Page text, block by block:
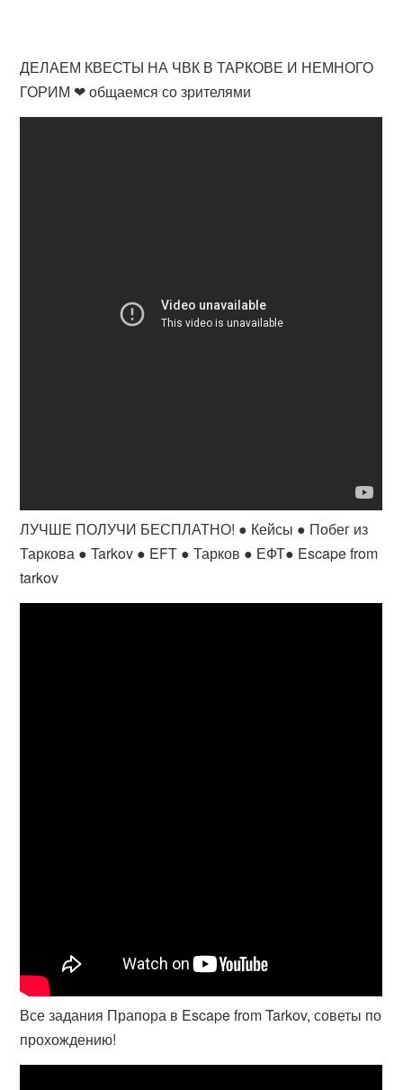
ДЕЛАЕМ КВЕСТЫ НА ЧВК В ТАРКОВЕ И НЕМНОГО
ГОРИМ ❤ общаемся со зрителями
ЛУЧШЕ ПОЛУЧИ БЕСПЛАТНО! ● Кейсы ● Побег из
Таркова ● Tarkov ● EFT ● Тарков ● ЕФТ● Escape from
tarkov
Все задания Прапора в Escape from Tarkov, советы по
прохождению!